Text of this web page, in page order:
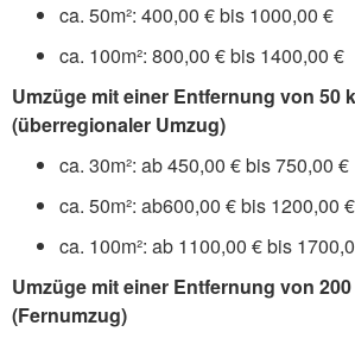
ca. 50m²: 400,00 € bis 1000,00 €
ca. 100m²: 800,00 € bis 1400,00 €
Umzüge mit einer Entfernung von 50
(überregionaler Umzug)
ca. 30m²: ab 450,00 € bis 750,00 €
ca. 50m²: ab600,00 € bis 1200,00 €
ca. 100m²: ab 1100,00 € bis
Umzüge mit einer Entfernung von
(Fernumzug)